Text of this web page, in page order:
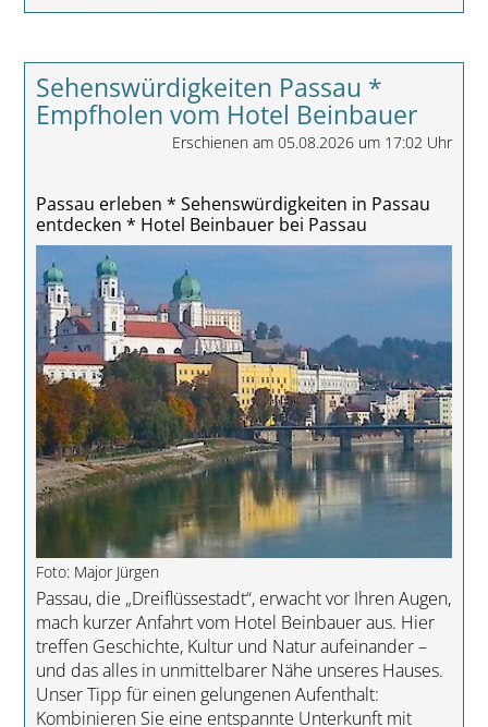
Sehenswürdigkeiten Passau *
Empfholen vom Hotel Beinbauer
Erschienen am 05.08.2026 um 17:02 Uhr
Passau erleben * Sehenswürdigkeiten in Passau
entdecken * Hotel Beinbauer bei Passau
Foto: Major Jürgen
Passau, die „Dreiflüssestadt“, erwacht vor Ihren Augen,
mach kurzer Anfahrt vom Hotel Beinbauer aus. Hier
treffen Geschichte, Kultur und Natur aufeinander –
und das alles in unmittelbarer Nähe unseres Hauses.
Unser Tipp für einen gelungenen Aufenthalt:
Kombinieren Sie eine entspannte Unterkunft mit